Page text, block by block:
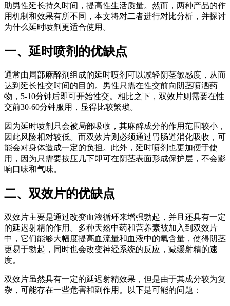
助男性延长持久时间，提高性生活质量。然而，两种产品的作
用机制和效果有所不同，本文将对二者进行对比分析，并探讨
为什么延时喷剂更适合使用。
一、延时喷剂的优缺点
通常由局部麻醉剂组成的延时喷剂可以减轻阴茎敏感度，从而
达到延长性交时间的目的。男性只需在性交前向阴茎喷洒药
物，5-10分钟后即可开始性交。相比之下，双效片则需要在性
交前30-60分钟服用，显得比较繁琐。
因为延时喷剂只会被局部吸收，其麻醉成分的作用范围较小，
因此风险相对较低。而双效片则必须通过胃肠道消化吸收，可
能会对身体造成一定的负担。此外，延时喷剂也更加便于使
用，因为只需要按压几下即可在阴茎表面形成保护层，不会影
响口味和气味。
二、双效片的优缺点
双效片主要是通过改变血液循环来增强勃起，并且还具有一定
的延迟射精的作用。多种天然中药和营养素被加入到双效片
中，它们能够大幅度提高血流量和血液中的氧含量，使得阴茎
更易于勃起，同时也会改变神经系统的反应，减缓射精的速
度。
双效片虽然具有一定的延迟射精效果，但是由于其成分较为复
杂，可能存在一些危害和副作用。以下是可能的问题：